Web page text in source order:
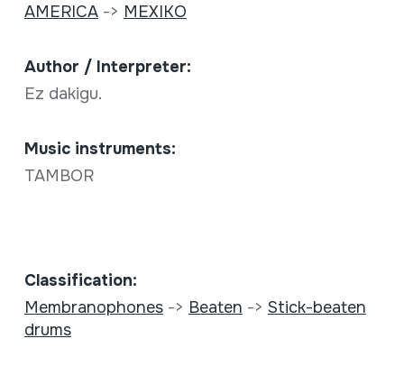
AMERICA-> MEXIKO
Author / Interpreter:
Ez dakigu.
Music instruments:
TAMBOR
Classification:
Membranophones-> Beaten -> Stick-beaten
drums